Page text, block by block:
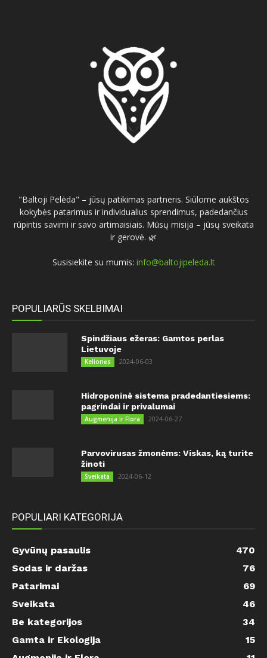
"Baltoji Pelėda" – jūsų patikimas partneris. Siūlome aukštos
kokybės patarimus ir individualius sprendimus, padedančius
rūpintis savimi ir savo artimaisiais. Mūsų misija – jūsų sveikata
ir gerovė. 🌿
Susisiekite su mumis: info@baltojipeleda.lt
POPULIARŪS SKELBIMAI
Spindžiaus ežeras: Gamtos perlas
Lietuvoje
Kelionės 2024-06-03
Hidroponinė sistema pradedantiesiems:
pagrindai ir privalumai
Augmenija ir Flora 2024-06-27
Parvovirusas žmonėms: Viskas, ką turite
žinoti
Sveikata 2024-06-12
POPULIARI KATEGORIJA
Gyvūnų pasaulis
470
Sodas ir daržas
76
Patarimai
69
Sveikata
46
Be kategorijos
34
Gamta ir Ekologija
15